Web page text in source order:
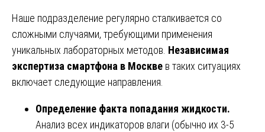
Наше подразделение регулярно сталкивается со
сложными случаями, требующими применения
уникальных лабораторных методов. Независимая
экспертиза смартфона в Москве в таких ситуациях
включает следующие направления.
Определение факта попадания жидкости.
Анализ всех индикаторов влаги (обычно их 3-5